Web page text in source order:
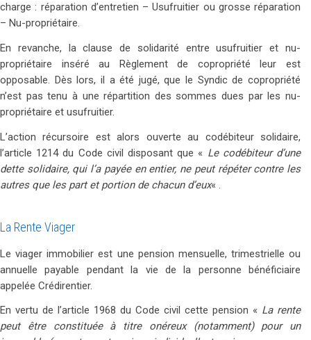
charge : réparation d’entretien – Usufruitier ou grosse réparation
– Nu-propriétaire.
En revanche, la clause de solidarité entre usufruitier et nu-
propriétaire inséré au Règlement de copropriété leur est
opposable. Dès lors, il a été jugé, que le Syndic de copropriété
n’est pas tenu à une répartition des sommes dues par les nu-
propriétaire et usufruitier.
L’action récursoire est alors ouverte au codébiteur solidaire,
l’article 1214 du Code civil disposant que « Le codébiteur d’une
dette solidaire, qui l’a payée en entier, ne peut répéter contre les
autres que les part et portion de chacun d’eux« .
La Rente Viager
Le viager immobilier est une pension mensuelle, trimestrielle ou
annuelle payable pendant la vie de la personne bénéficiaire
appelée Crédirentier.
En vertu de l’article 1968 du Code civil cette pension « La rente
peut être constituée à titre onéreux (notamment) pour un